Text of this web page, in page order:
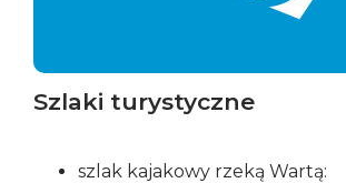
Szlaki turystyczne
szlak kajakowy rzeką Wartą: